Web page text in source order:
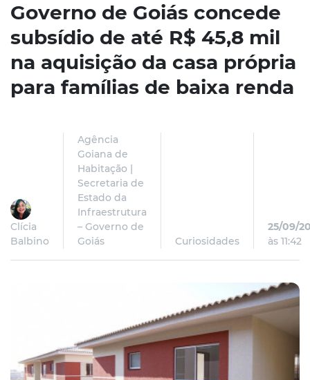
Governo de Goiás concede
subsídio de até R$ 45,8 mil
na aquisição da casa própria
para famílias de baixa renda
Clícia
Balbino
Agência
Goiana de
Habitação |
Secretaria de
Estado da
Infraestrutura
– Governo de
Goiás
Curiosidades
25/09/
às 11:42